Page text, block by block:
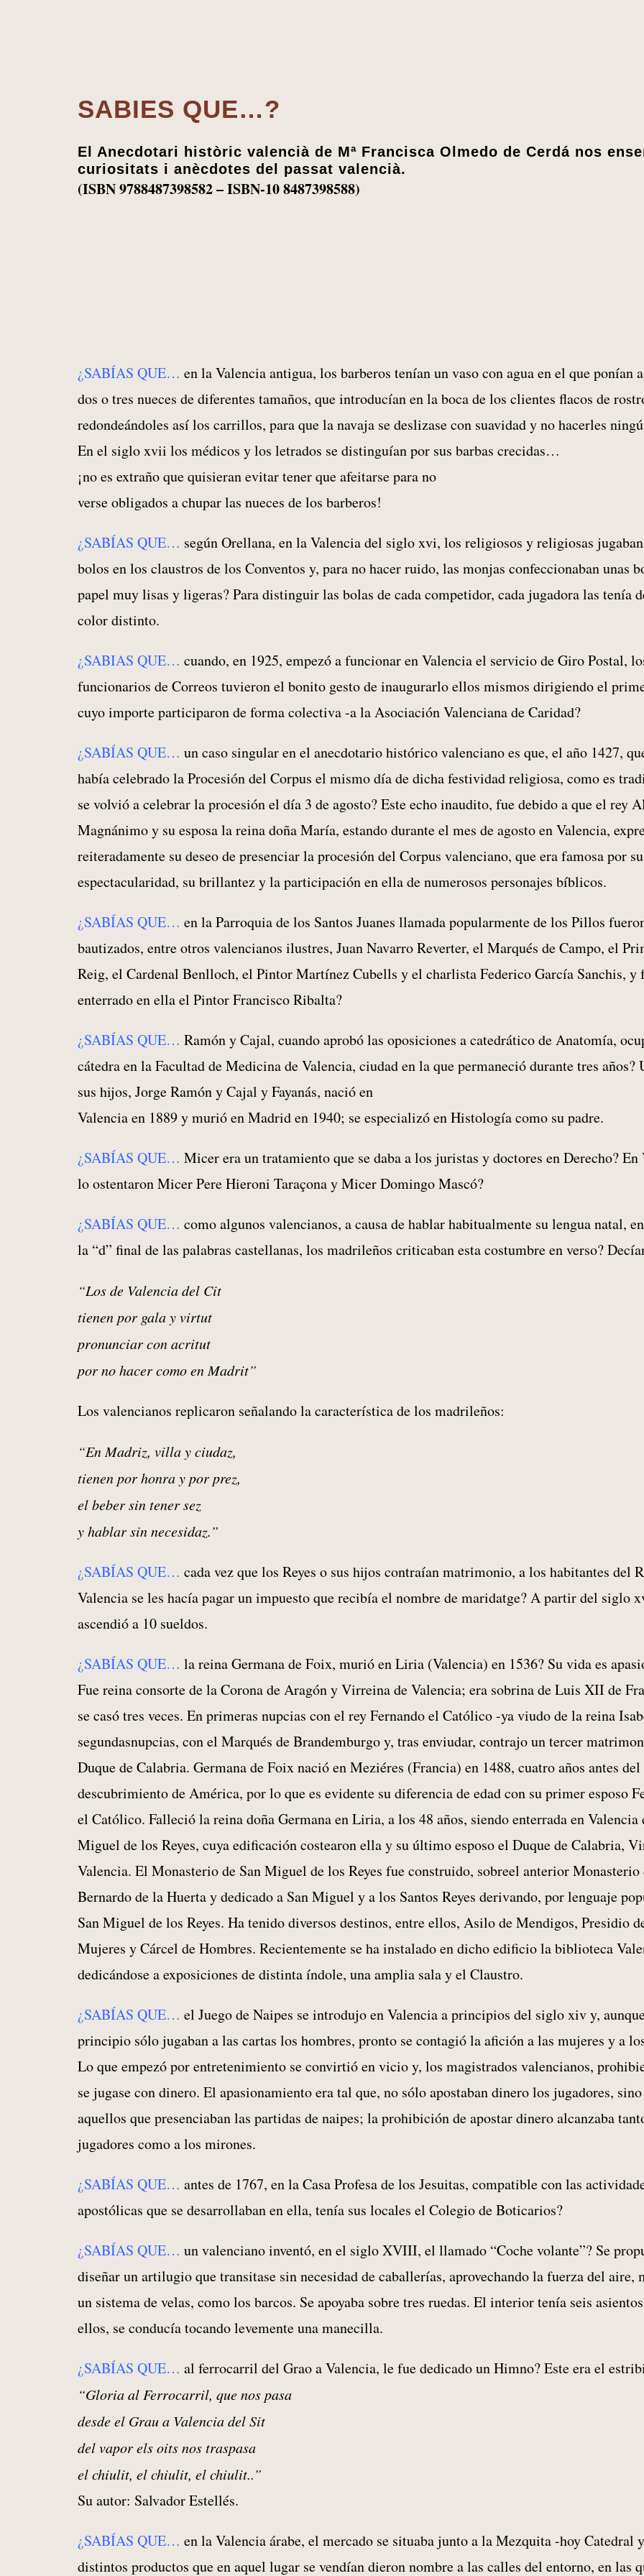
SABIES QUE…?
El Anecdotari històric valencià de Mª Francisca Olmedo de Cerdá nos
curiositats i anècdotes del passat valencià.
(ISBN 9788487398582 – ISBN-10 8487398588)
¿SABÍAS QUE… en la Valencia antigua, los barberos tenían un vaso con agua en el que ponían
dos o tres nueces de diferentes tamaños, que introducían en la boca de los clientes flacos de
redondeándoles así los carrillos, para que la navaja se deslizase con suavidad y no hacerles
En el siglo xvii los médicos y los letrados se distinguían por sus barbas crecidas…
¡no es extraño que quisieran evitar tener que afeitarse para no
verse obligados a chupar las nueces de los barberos!
¿SABÍAS QUE… según Orellana, en la Valencia del siglo xvi, los religiosos y religiosas
bolos en los claustros de los Conventos y, para no hacer ruido, las monjas confeccionaban unas
papel muy lisas y ligeras? Para distinguir las bolas de cada competidor, cada jugadora las tenía
color distinto.
¿SABIAS QUE… cuando, en 1925, empezó a funcionar en Valencia el servicio de Giro Postal,
funcionarios de Correos tuvieron el bonito gesto de inaugurarlo ellos mismos dirigiendo el
cuyo importe participaron de forma colectiva -a la Asociación Valenciana de Caridad?
¿SABÍAS QUE… un caso singular en el anecdotario histórico valenciano es que, el año 1427,
había celebrado la Procesión del Corpus el mismo día de dicha festividad religiosa, como es
se volvió a celebrar la procesión el día 3 de agosto? Este echo inaudito, fue debido a que el rey
Magnánimo y su esposa la reina doña María, estando durante el mes de agosto en Valencia,
reiteradamente su deseo de presenciar la procesión del Corpus valenciano, que era famosa por su
espectacularidad, su brillantez y la participación en ella de numerosos personajes bíblicos.
¿SABÍAS QUE… en la Parroquia de los Santos Juanes llamada popularmente de los Pillos
bautizados, entre otros valencianos ilustres, Juan Navarro Reverter, el Marqués de Campo, el
Reig, el Cardenal Benlloch, el Pintor Martínez Cubells y el charlista Federico García Sanchis, y
enterrado en ella el Pintor Francisco Ribalta?
¿SABÍAS QUE… Ramón y Cajal, cuando aprobó las oposiciones a catedrático de Anatomía,
cátedra en la Facultad de Medicina de Valencia, ciudad en la que permaneció durante tres años?
sus hijos, Jorge Ramón y Cajal y Fayanás, nació en
Valencia en 1889 y murió en Madrid en 1940; se especializó en Histología como su padre.
¿SABÍAS QUE… Micer era un tratamiento que se daba a los juristas y doctores en Derecho? En
lo ostentaron Micer Pere Hieroni Taraçona y Micer Domingo Mascó?
¿SABÍAS QUE… como algunos valencianos, a causa de hablar habitualmente su lengua natal,
la “d” final de las palabras castellanas, los madrileños criticaban esta costumbre en verso?
“Los de Valencia del Cit
tienen por gala y virtut
pronunciar con acritut
por no hacer como en Madrit”
Los valencianos replicaron señalando la característica de los madrileños:
“En Madriz, villa y ciudaz,
tienen por honra y por prez,
el beber sin tener sez
y hablar sin necesidaz.”
¿SABÍAS QUE… cada vez que los Reyes o sus hijos contraían matrimonio, a los habitantes del
Valencia se les hacía pagar un impuesto que recibía el nombre de maridatge? A partir del siglo
ascendió a 10 sueldos.
¿SABÍAS QUE… la reina Germana de Foix, murió en Liria (Valencia) en 1536? Su vida es
Fue reina consorte de la Corona de Aragón y Virreina de Valencia; era sobrina de Luis XII de
se casó tres veces. En primeras nupcias con el rey Fernando el Católico -ya viudo de la reina
segundasnupcias, con el Marqués de Brandemburgo y, tras enviudar, contrajo un tercer
Duque de Calabria. Germana de Foix nació en Meziéres (Francia) en 1488, cuatro años antes del
descubrimiento de América, por lo que es evidente su diferencia de edad con su primer esposo
el Católico. Falleció la reina doña Germana en Liria, a los 48 años, siendo enterrada en Valencia
Miguel de los Reyes, cuya edificación costearon ella y su último esposo el Duque de Calabria,
Valencia. El Monasterio de San Miguel de los Reyes fue construido, sobreel anterior Monasterio
Bernardo de la Huerta y dedicado a San Miguel y a los Santos Reyes derivando, por lenguaje
San Miguel de los Reyes. Ha tenido diversos destinos, entre ellos, Asilo de Mendigos, Presidio
Mujeres y Cárcel de Hombres. Recientemente se ha instalado en dicho edificio la biblioteca
dedicándose a exposiciones de distinta índole, una amplia sala y el Claustro.
¿SABÍAS QUE… el Juego de Naipes se introdujo en Valencia a principios del siglo xiv y,
principio sólo jugaban a las cartas los hombres, pronto se contagió la afición a las mujeres y a
Lo que empezó por entretenimiento se convirtió en vicio y, los magistrados valencianos,
se jugase con dinero. El apasionamiento era tal que, no sólo apostaban dinero los jugadores,
aquellos que presenciaban las partidas de naipes; la prohibición de apostar dinero alcanzaba
jugadores como a los mirones.
¿SABÍAS QUE… antes de 1767, en la Casa Profesa de los Jesuitas, compatible con las
apostólicas que se desarrollaban en ella, tenía sus locales el Colegio de Boticarios?
¿SABÍAS QUE… un valenciano inventó, en el siglo XVIII, el llamado “Coche volante”? Se
diseñar un artilugio que transitase sin necesidad de caballerías, aprovechando la fuerza del aire,
un sistema de velas, como los barcos. Se apoyaba sobre tres ruedas. El interior tenía seis
ellos, se conducía tocando levemente una manecilla.
¿SABÍAS QUE… al ferrocarril del Grao a Valencia, le fue dedicado un Himno? Este era el
“Gloria al Ferrocarril, que nos pasa
desde el Grau a Valencia del Sit
del vapor els oits nos traspasa
el chiulit, el chiulit, el chiulit..”
Su autor: Salvador Estellés.
¿SABÍAS QUE… en la Valencia árabe, el mercado se situaba junto a la Mezquita -hoy Catedral
distintos productos que en aquel lugar se vendían dieron nombre a las calles del entorno, en las